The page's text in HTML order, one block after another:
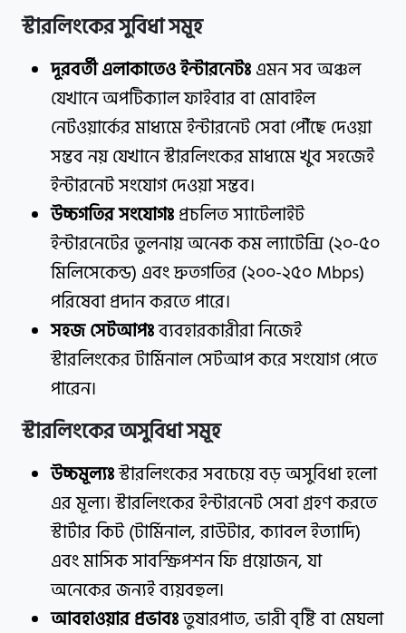
স্টারলিংকের সুবিধা সমূহ
দূরবর্তী এলাকাতেও ইন্টারনেটঃএমন সব অঞ্চল
যেখানে অপটিক্যাল ফাইবার বা মোবাইল
নেটওয়ার্কের মাধ্যমে ইন্টারনেট সেবা পৌঁছে দেওয়া
সম্ভব নয় যেখানে স্টারলিংকের মাধ্যমে খুব সহজেই
ইন্টারনেট সংযোগ দেওয়া সম্ভব।
উচ্চগতির সংযোগঃপ্রচলিত স্যাটেলাইট
ইন্টারনেটের তুলনায় অনেক কম ল্যাটেন্সি (২০-৫০
মিলিসেকেন্ড) এবং দ্রুতগতির (২০০-২৫০ Mbps)
পরিষেবা প্রদান করতে পারে।
সহজ সেটআপঃব্যবহারকারীরা নিজেই
স্টারলিংকের টার্মিনাল সেটআপ করে সংযোগ পেতে
পারেন।
স্টারলিংকের অসুবিধা সমূহ
উচ্চমূল্যঃস্টারলিংকের সবচেয়ে বড় অসুবিধা হলো
এর মূল্য। স্টারলিংকের ইন্টারনেট সেবা গ্রহণ করতে
স্টার্টার কিট (টার্মিনাল, রাউটার, ক্যাবল ইত্যাদি)
এবং মাসিক সাবস্ক্রিপশন ফি প্রয়োজন, যা
অনেকের জন্যই ব্যয়বহুল।
আবহাওয়ার প্রভাবঃতুষারপাত, ভারী বৃষ্টি বা মেঘলা